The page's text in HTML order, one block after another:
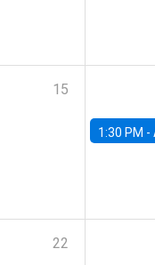
15
1:30 PM -
22